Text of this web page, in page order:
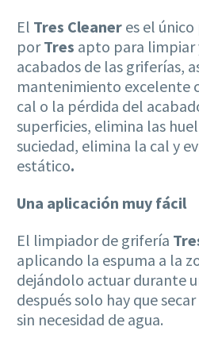
El Tres Cleaner es el
porTres apto para limpiar
acabados de las griferías,
mantenimiento excelente
cal o la pérdida del
superficies, elimina las
suciedad, elimina la cal y
estático.
Una aplicación muy fácil
El limpiador de grifería
aplicando la espuma a la
dejándolo actuar durante
después solo hay que
sin necesidad de agua.